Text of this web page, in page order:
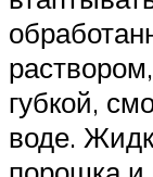
губкой,
воде.